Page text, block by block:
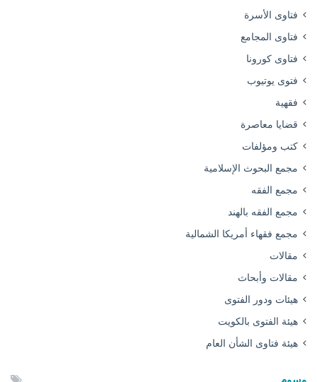
فتاوى الأسرة
فتاوى المجامع
فتاوى كورونا
فتوى يوتيوب
فقهية
قضايا معاصرة
كتب ومؤلفات
مجمع البحوث الإسلامية
مجمع الفقه
مجمع الفقه بالهند
مجمع فقهاء أمريكا الشمالية
مقالات
مقالات وأبحاث
هيئات ودور الفتوى
هيئة الفتوى بالكويت
هيئة فتاوى الشأن العام